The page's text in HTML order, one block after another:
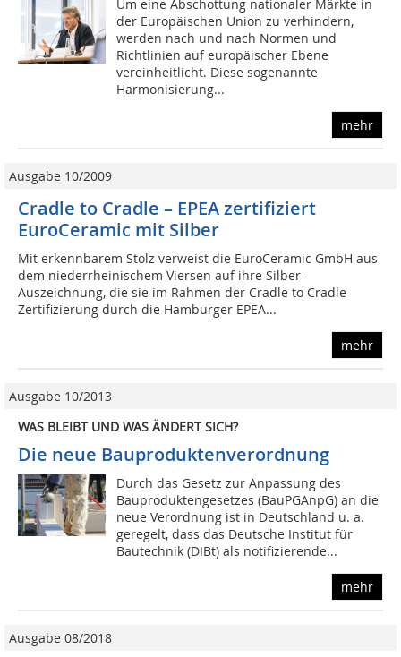
Um eine Abschottung nationaler Märkte in
der Europäischen Union zu verhindern,
werden nach und nach Normen und
Richtlinien auf europäischer Ebene
vereinheitlicht. Diese sogenannte
Harmonisierung...
mehr
Ausgabe 10/2009
Cradle to Cradle – EPEA zertifiziert
EuroCeramic mit Silber
Mit erkennbarem Stolz verweist die EuroCeramic GmbH aus
dem niederrheinischem Viersen auf ihre Silber-
Auszeichnung, die sie im Rahmen der Cradle to Cradle
Zertifizierung durch die Hamburger EPEA...
mehr
Ausgabe 10/2013
WAS BLEIBT UND WAS ÄNDERT SICH?
Die neue Bauproduktenverordnung
Durch das Gesetz zur Anpassung des
Bauproduktengesetzes (BauPGAnpG) an die
neue Verordnung ist in Deutschland u. a.
geregelt, dass das Deutsche Institut für
Bautechnik (DIBt) als notifizierende...
mehr
Ausgabe 08/2018